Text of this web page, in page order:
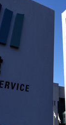
무역총액
역 3년
호 구속기소
생 1850명 사망
송치
할라피뇨"-- CDC
사망 관련 압수수색
경기도 선관위 등 9곳